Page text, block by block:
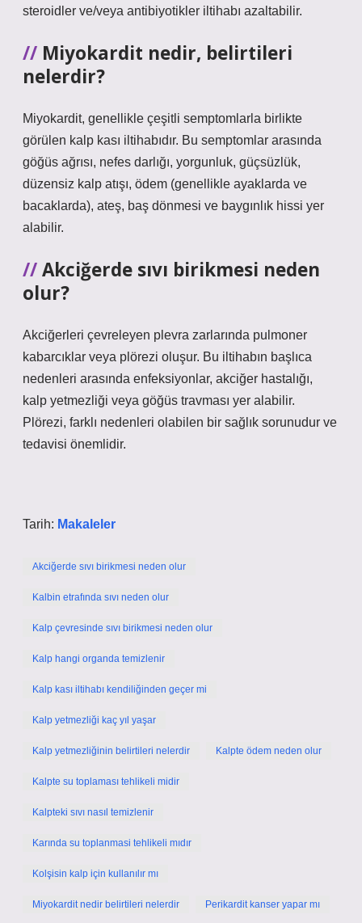
steroidler ve/veya antibiyotikler iltihabı azaltabilir.
Miyokardit nedir, belirtileri
nelerdir?
Miyokardit, genellikle çeşitli semptomlarla birlikte
görülen kalp kası iltihabıdır. Bu semptomlar arasında
göğüs ağrısı, nefes darlığı, yorgunluk, güçsüzlük,
düzensiz kalp atışı, ödem (genellikle ayaklarda ve
bacaklarda), ateş, baş dönmesi ve baygınlık hissi yer
alabilir.
Akciğerde sıvı birikmesi neden
olur?
Akciğerleri çevreleyen plevra zarlarında pulmoner
kabarcıklar veya plörezi oluşur. Bu iltihabın başlıca
nedenleri arasında enfeksiyonlar, akciğer hastalığı,
kalp yetmezliği veya göğüs travması yer alabilir.
Plörezi, farklı nedenleri olabilen bir sağlık sorunudur ve
tedavisi önemlidir.
Tarih: Makaleler
Akciğerde sıvı birikmesi neden olur
Kalbin etrafında sıvı neden olur
Kalp çevresinde sıvı birikmesi neden olur
Kalp hangi organda temizlenir
Kalp kası iltihabı kendiliğinden geçer mi
Kalp yetmezliği kaç yıl yaşar
Kalp yetmezliğinin belirtileri nelerdir Kalpte ödem neden olur
Kalpte su toplaması tehlikeli midir
Kalpteki sıvı nasıl temizlenir
Karında su toplanmasi tehlikeli mıdır
Kolşisin kalp için kullanılır mı
Miyokardit nedir belirtileri nelerdir Perikardit kanser yapar mı